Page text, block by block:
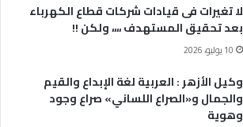
لا تغيرات فى قيادات شركات قطاع الكهرباء
بعد تحقيق المستهدف ،،،، ولكن !!
10 يوليو، 2026
وكيل الأزهر : العربية لغة الإبداع والقيم
والجمال و«الصراع اللساني» صراع وجود
وهوية